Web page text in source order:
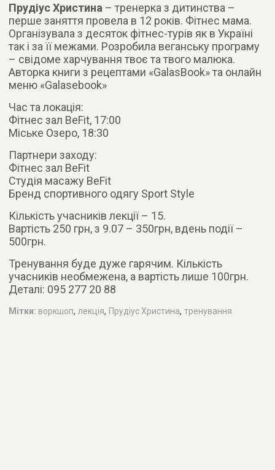
Прудіус Христина – тренерка з дитинства –
перше заняття провела в 12 років. Фітнес мама.
Організувала з десяток фітнес-турів як в Україні
так і за її межами. Розробила веганську програму
– свідоме харчування твоє та твого малюка.
Авторка книги з рецептами «GalasBook» та онлайн
меню «Galasebook»
Час та локація:
Фітнес зал BeFit, 17:00
Міське Озеро, 18:30
Партнери заходу:
Фітнес зал BeFit
Студія масажу BeFit
Бренд спортивного одягу Sport Style
Кількість учасників лекції – 15.
Вартість 250 грн, з 9.07 – 350грн, вдень події –
500грн.
Тренування буде дуже гарячим. Кількість
учасників необмежена, а вартість лише 100грн.
Деталі: 095 277 20 88
Мітки: воркшоп, лекція, Прудіус Христина,тренування